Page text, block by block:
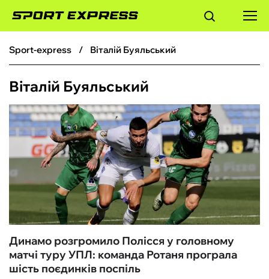
ФУТБОЛ
БАСКЕТБОЛ
БОКС
ХОКЕЙ
ТЕНІС
КІБЕРСПОРТ
ЧС-2026
sport-express Віталій Буяльський
Віталій Буяльський
Динамо розгромило Полісся у головному
матчі туру УПЛ: команда Ротаня програла
шість поєдинків поспіль